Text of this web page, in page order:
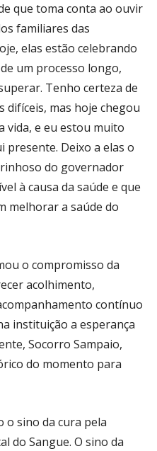
que toma conta ao ouvir
familiares das
elas estão celebrando
um processo longo,
Tenho certeza de
mas hoje chegou
vida, e eu estou muito
presente. Deixo a elas o
do governador
à causa da saúde e que
melhorar a saúde do
o compromisso da
acolhimento,
contínuo
instituição a esperança
Socorro Sampaio,
do momento para
o sino da cura pela
do Sangue. O sino da